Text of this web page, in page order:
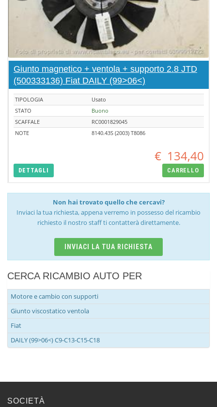
Giunto magnetico + ventola + supporto 2.8 JTD
(500333136) Fiat DAILY (99>06<)
TIPOLOGIA
Usato
STATO
Buono
SCAFFALE
RC0001829045
NOTE
8140.43S (2003) T8086
€ 134,40
DETTAGLI CARRELLO
Non hai trovato quello che cercavi?
Inviaci la tua richiesta, appena verremo in possesso del ricambio
richiesto il nostro staff ti contatterà direttamente.
INVIACI LA TUA RICHIESTA
CERCA RICAMBIO AUTO PER
Motore e cambio con supporti
Giunto viscostatico ventola
Fiat
DAILY (99>06<) C9-C13-C15-C18
SOCIETÀ